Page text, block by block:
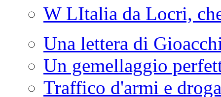
W LItalia da Locri,
Una lettera di
Un gemellaggio
Traffico d'armi e